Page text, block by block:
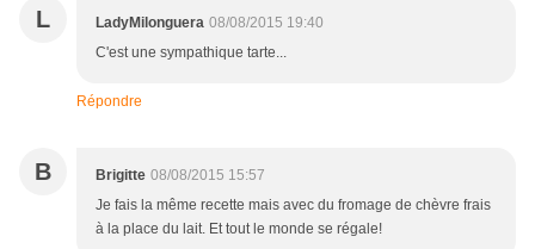
L LadyMilonguera 08/08/2015 19:40
C'est une sympathique tarte...
Répondre
B Brigitte 08/08/2015 15:57
Je fais la même recette mais avec du fromage de chèvre frais
à la place du lait. Et tout le monde se régale!